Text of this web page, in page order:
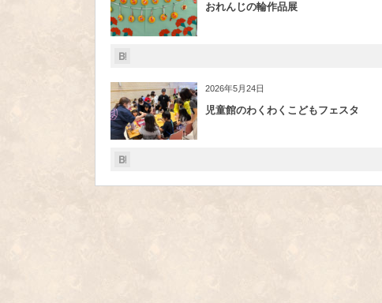
おれんじの輪作品展
2026年5月24日
児童館のわくわくこどもフェスタ